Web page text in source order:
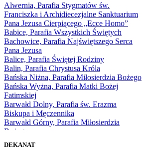
1968
1969
1970
1971
1972
1973
1974
1975
1976
1977
1978
1979
1980
1981
1983
Alwernia, Parafia Stygmatów św.
Franciszka i Archidiecezjalne Sanktuarium
Pana Jezusa Cierpiącego „Ecce Homo”
Babice, Parafia Wszystkich Świętych
Bachowice, Parafia Najświętszego Serca
Pana Jezusa
Balice, Parafia Świętej Rodziny
Balin, Parafia Chrystusa Króla
Bańska Niżna, Parafia Miłosierdzia Bożego
Bańska Wyżna, Parafia Matki Bożej
Fatimskiej
Barwałd Dolny, Parafia św. Erazma
Biskupa i Męczennika
Barwałd Górny, Parafia Miłosierdzia
Bożego
DEKANAT